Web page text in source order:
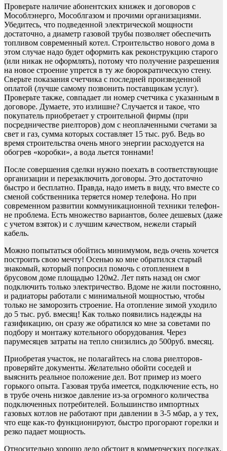
Проверьте наличие абонентских книжек и договоров с
Мособлэнерго, Мособлгазом и прочими организациями.
Убедитесь, что подведенной электрической мощности
достаточно, а диаметр газовой трубы позволяет обеспечить
топливом современный котел. Строительство нового дома в
этом случае надо будет оформить как реконструкцию старого
(или никак не оформлять), потому что получение разрешения
на новое строение упрется в ту же бюрократическую стену.
Сверьте показания счетчика с последней произведенной
оплатой (лучше самому позвонить поставщикам услуг).
Проверьте также, совпадает ли номер счетчика с указанным в
договоре. Думаете, это излишне? Случается и такое, что
покупатель приобретает у строительной фирмы (при
посредничестве риелторов) дом с неоплаченными счетами за
свет и газ, сумма которых составляет 15 тыс. руб. Ведь во
время строительства очень много энергии расходуется на
обогрев «коробки», а вода льется тоннами!
После совершения сделки нужно поехать в соответствующие
организации и перезаключить договоры. Это достаточно
быстро и бесплатно. Правда, надо иметь в виду, что вместе со
сменой собственника теряется номер телефона. Но при
современном развитии коммуникационной техники телефон-
не проблема. Есть множество вариантов, более дешевых (даже
с учетом взяток) и с лучшим качеством, нежели старый
кабель.
Можно попытаться обойтись минимумом, ведь очень хочется
построить свою мечту! Осенью ко мне обратился старый
знакомый, который попросил помочь с отоплением в
брусовом доме площадью 120м2. Лет пять назад он смог
подключить только электричество. Вдоме не жили постоянно,
и радиаторы работали с минимальной мощностью, чтобы
только не заморозить строение. На отопление зимой уходило
до 5 тыс. руб. вмесяц! Как только появились надежды на
газификацию, он сразу же обратился ко мне за советами по
подбору и монтажу котельного оборудования. Через
парумесяцев затраты на тепло снизились до 500руб. вмесяц.
Приобретая участок, не полагайтесь на слова риелторов-
проверяйте документы. Желательно обойти соседей и
выяснить реальное положение дел. Вот пример из моего
горького опыта. Газовая труба имеется, подключение есть, но
в трубе очень низкое давление из-за огромного количества
подключенных потребителей. Большинство импортных
газовых котлов не работают при давлении в 3-5 мбар, а у тех,
что еще как-то функционируют, быстро прогорают горелки и
резко падает мощность.
Относительно хорошо дело обстоит в коммерческих поселках,